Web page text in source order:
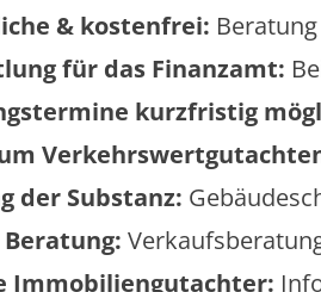
& kostenfrei:
für das Finanzamt:
kurzfristig
der Substanz:
Immobiliengutachter: